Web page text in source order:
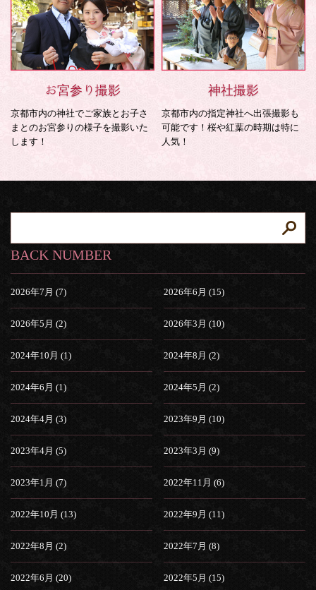
お宮参り撮影
京都市内の神社でご家族とお子さ
まとのお宮参りの様子を撮影いた
します！
神社撮影
京都市内の指定神社へ出張撮影も
可能です！桜や紅葉の時期は特に
人気！
BACK NUMBER
2026年7月 (7) 2026年6月 (15)
2026年5月 (2) 2026年3月 (10)
2024年10月 (1) 2024年8月 (2)
2024年6月 (1) 2024年5月 (2)
2024年4月 (3) 2023年9月 (10)
2023年4月 (5) 2023年3月 (9)
2023年1月 (7) 2022年11月 (6)
2022年10月 (13) 2022年9月 (11)
2022年8月 (2) 2022年7月 (8)
2022年6月 (20) 2022年5月 (15)